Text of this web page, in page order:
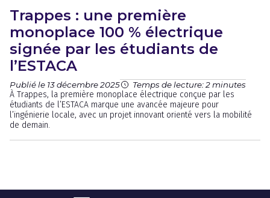
Trappes : une première
monoplace 100 % électrique
signée par les étudiants de
l’ESTACA
Publié le 13 décembre 2025 Temps de lecture: 2 minutes
À Trappes, la première monoplace électrique conçue par les
étudiants de l’ESTACA marque une avancée majeure pour
l’ingénierie locale, avec un projet innovant orienté vers la mobilité
de demain.